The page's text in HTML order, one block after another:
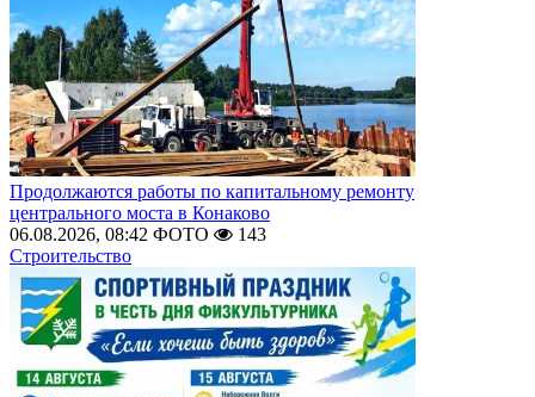
Продолжаются работы по капитальному ремонту
центрального моста в Конаково
06.08.2026, 08:42 ФОТО
143
Строительство